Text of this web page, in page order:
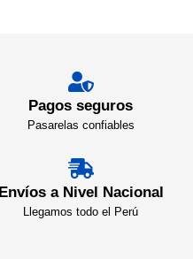
Pagos seguros
Pasarelas confiables
Envíos a Nivel Nacional
Llegamos todo el Perú